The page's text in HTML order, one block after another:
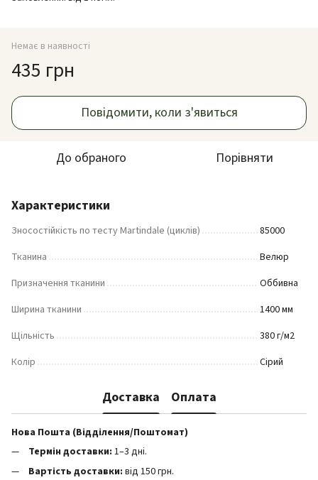
Немає в наявності
435 грн
Повідомити, коли з'явиться
До обраного Порівняти
Характеристики
Зносостійкість по тесту Martindale (циклів)
85000
Тканина
Велюр
Призначення тканини
Оббивна
Ширина тканини
1400 мм
Щільність
380 г/м2
Колір
Сірий
Доставка Оплата
Нова Пошта (Відділення/Поштомат)
Термін доставки: 1–3 дні.
Вартість доставки: від 150 грн.